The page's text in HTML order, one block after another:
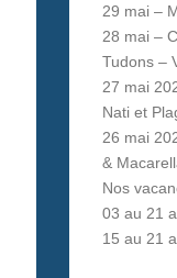
29 mai –
28 mai –
Tudons –
27 mai
Nati et
26 mai
&
Nos
03 au 21
15 au 21